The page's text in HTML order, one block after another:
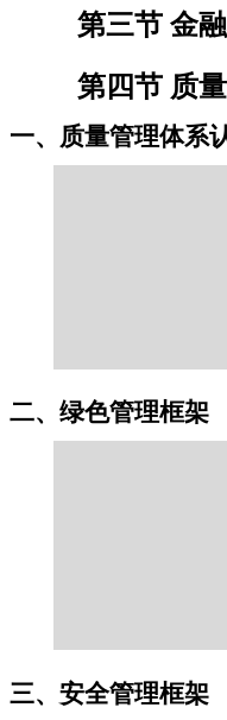
第三节 金
第四节 质
一、质量管理体系
二、绿色管理框架
三、安全管理框架